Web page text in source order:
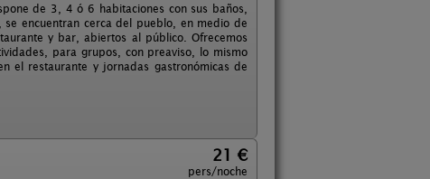
de 3, 4 ó 6 habitaciones con sus baños,
encuentran cerca del pueblo, en medio de
y bar, abiertos al público. Ofrecemos
para grupos, con preaviso, lo mismo
el restaurante y jornadas gastronómicas de
21 €
pers/noche